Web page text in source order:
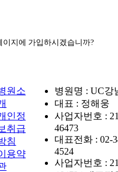
이지에 가입하시겠습니까?
침
병원명 : UC강
대표 : 정해웅
46473
4524